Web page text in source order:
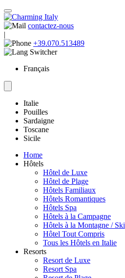
contactez-nous
|
+39.070.513489
Français
Italie
Pouilles
Sardaigne
Toscane
Sicile
Home
Hôtels
Hôtel de Luxe
Hôtel de Plage
Hôtels Familiaux
Hôtels Romantiques
Hôtels Spa
Hôtels à la Campagne
Hôtels à la Montagne / Ski
Hôtel Tout Compris
Tous les Hôtels en Italie
Resorts
Resort de Luxe
Resort Spa